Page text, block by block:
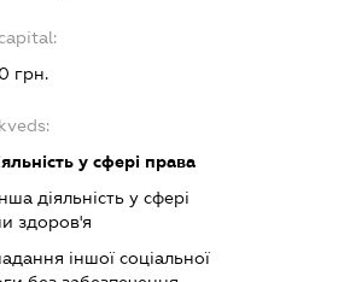
грн.
у сфері права
діяльність у сфері
здоров'я
іншої соціальної